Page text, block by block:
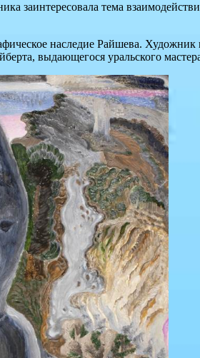
заинтересовала тема
наследие Райшева.
выдающегося уральского